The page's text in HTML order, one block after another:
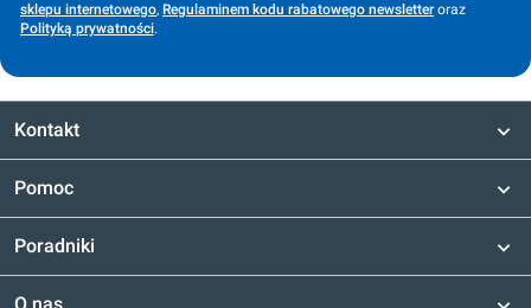
sklepu internetowego, Regulaminem kodu rabatowego newsletter oraz
Polityką prywatności.
Kontakt
Pomoc
Poradniki